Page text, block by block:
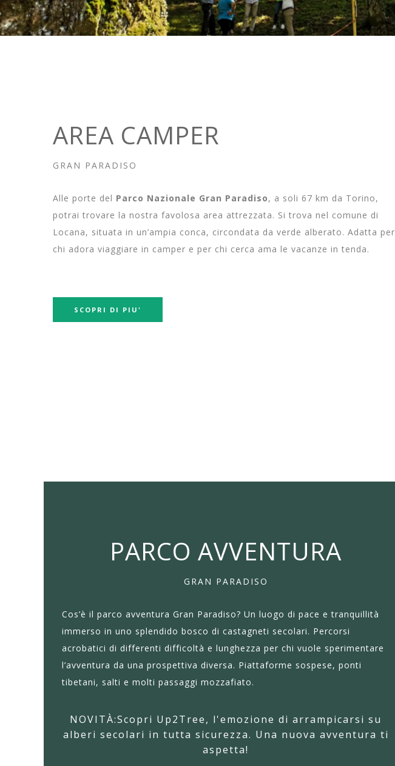
AREA CAMPER
GRAN PARADISO
Alle porte del Parco Nazionale Gran Paradiso, a soli 67 km da Torino,
potrai trovare la nostra favolosa area attrezzata. Si trova nel comune di
Locana, situata in un’ampia conca, circondata da verde alberato. Adatta per
chi adora viaggiare in camper e per chi cerca ama le vacanze in tenda.
SCOPRI DI PIU'
PARCO AVVENTURA
GRAN PARADISO
Cos’è il parco avventura Gran Paradiso? Un luogo di pace e tranquillità
immerso in uno splendido bosco di castagneti secolari. Percorsi
acrobatici di differenti difficoltà e lunghezza per chi vuole sperimentare
l’avventura da una prospettiva diversa. Piattaforme sospese, ponti
tibetani, salti e molti passaggi mozzafiato.
NOVITÀ:Scopri Up2Tree, l'emozione di arrampicarsi su
alberi secolari in tutta sicurezza. Una nuova avventura ti
aspetta!